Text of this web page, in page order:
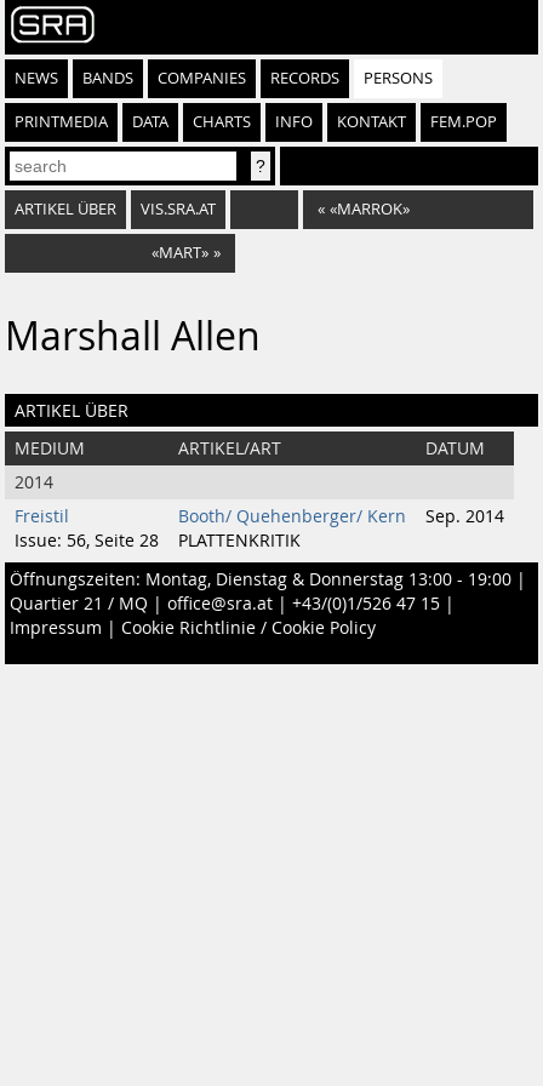
NEWS BANDS COMPANIES RECORDS PERSONS
PRINTMEDIA DATA CHARTS INFO KONTAKT FEM.POP
ARTIKEL ÜBER VIS.SRA.AT « «MARROK»
«MART» »
Marshall Allen
ARTIKEL ÜBER
MEDIUM ARTIKEL/ART
DATUM
2014
Freistil
Issue: 56, Seite 28
Booth/ Quehenberger/ Kern
PLATTENKRITIK
Sep. 2014
Öffnungszeiten: Montag, Dienstag & Donnerstag 13:00 - 19:00 |
Quartier 21 / MQ | office@sra.at | +43/(0)1/526 47 15 |
Impressum | Cookie Richtlinie / Cookie Policy